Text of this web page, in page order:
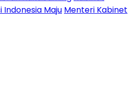
Indonesia Maju Menteri Kabinet